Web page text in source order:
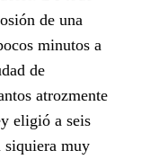
de una
minutos a
de
atrozmente
eligió a seis
siquiera muy